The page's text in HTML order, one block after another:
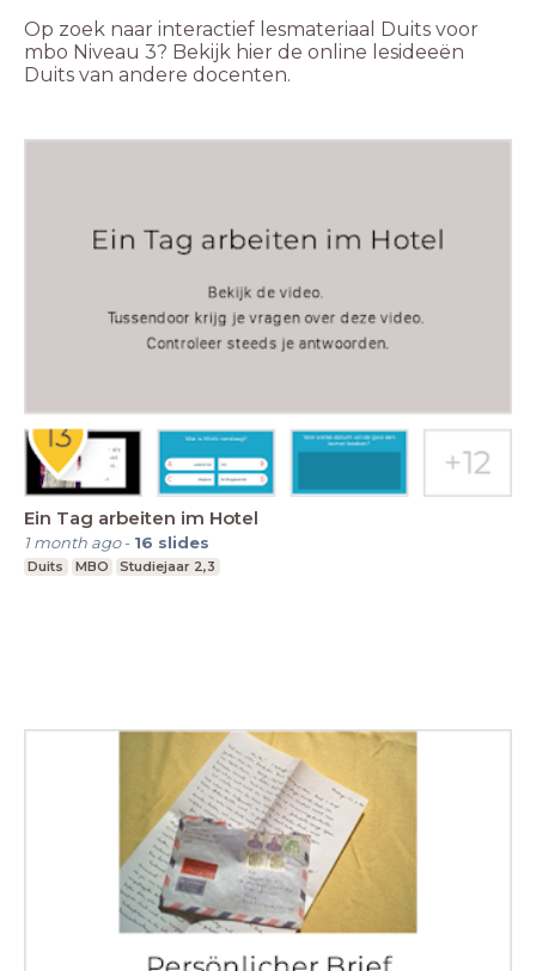
Op zoek naar interactief lesmateriaal Duits voor
mbo Niveau 3? Bekijk hier de online lesideeën
Duits van andere docenten.
Ein Tag arbeiten im Hotel
1 month ago- 16 slides
Duits MBO Studiejaar 2,3